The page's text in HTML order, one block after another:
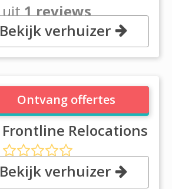
uit1 reviews
, Al Quoz 1, street 10, building 3,
Dubai
Bekijk verhuizer
Frontline Relocations
Frontline Relocations
, Al Quoz Industrial Area 1, opp.
Al Shirawi Group, Dubai
Ontvang offertes
Bekijk verhuizer